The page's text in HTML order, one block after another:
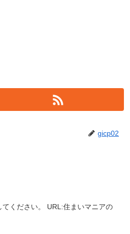
gicp02
ください。 URL:住まいマニアの